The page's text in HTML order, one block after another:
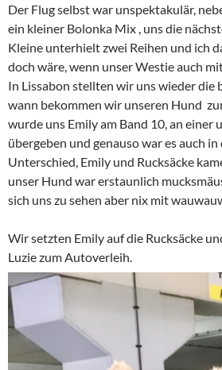
Der Flug selbst war unspektakulär,
ein kleiner Bolonka Mix , uns die
Kleine unterhielt zwei Reihen und ich
doch wäre, wenn unser Westie auch
In Lissabon stellten wir uns wieder die
wann bekommen wir unseren Hund
wurde uns Emily am Band 10, an einer
übergeben und genauso war es auch
Unterschied, Emily und Rucksäcke
unser Hund war erstaunlich
sich uns zu sehen aber nix mit
Wir setzten Emily auf die Rucksäcke
Luzie zum Autoverleih.